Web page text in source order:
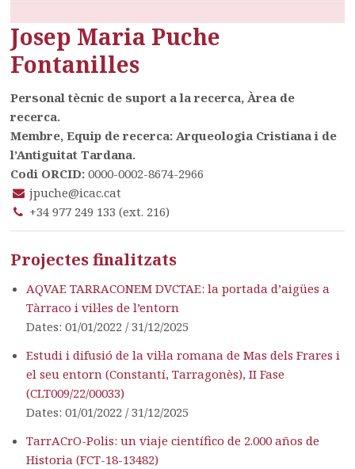
Josep Maria Puche
Fontanilles
Personal tècnic de suport a la recerca, Àrea de
recerca.
Membre, Equip de recerca: Arqueologia Cristiana i de
l’Antiguitat Tardana.
Codi ORCID: 0000-0002-8674-2966
jpuche@icac.cat
+34 977 249 133 (ext. 216)
Projectes finalitzats
AQVAE TARRACONEM DVCTAE: la portada d’aigües a
Tàrraco i vil·les de l’entorn
Dates: 01/01/2022 / 31/12/2025
Estudi i difusió de la vil·la romana de Mas dels Frares i
el seu entorn (Constantí, Tarragonès), II Fase
(CLT009/22/00033)
Dates: 01/01/2022 / 31/12/2025
TarrACrO-Polis: un viaje científico de 2.000 años de
Historia (FCT-18-13482)